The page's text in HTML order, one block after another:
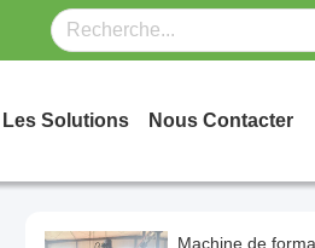
Les Solutions Nous Contacter
Machine de